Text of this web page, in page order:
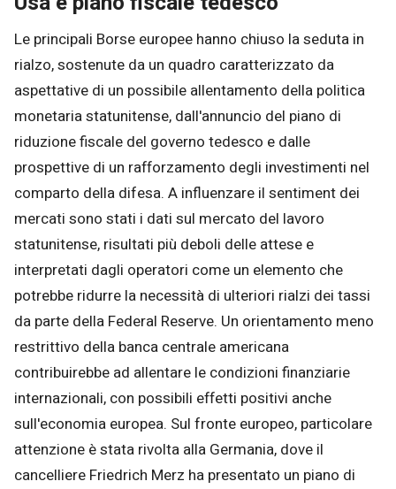
Le principali Borse europee hanno chiuso la seduta in
rialzo, sostenute da un quadro caratterizzato da
aspettative di un possibile allentamento della politica
monetaria statunitense, dall'annuncio del piano di
riduzione fiscale del governo tedesco e dalle
prospettive di un rafforzamento degli investimenti nel
comparto della difesa. A influenzare il sentiment dei
mercati sono stati i dati sul mercato del lavoro
statunitense, risultati più deboli delle attese e
interpretati dagli operatori come un elemento che
potrebbe ridurre la necessità di ulteriori rialzi dei tassi
da parte della Federal Reserve. Un orientamento meno
restrittivo della banca centrale americana
contribuirebbe ad allentare le condizioni finanziarie
internazionali, con possibili effetti positivi anche
sull'economia europea. Sul fronte europeo, particolare
attenzione è stata rivolta alla Germania, dove il
cancelliere Friedrich Merz ha presentato un piano di